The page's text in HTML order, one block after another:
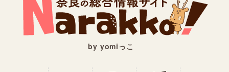
by yomiっこ